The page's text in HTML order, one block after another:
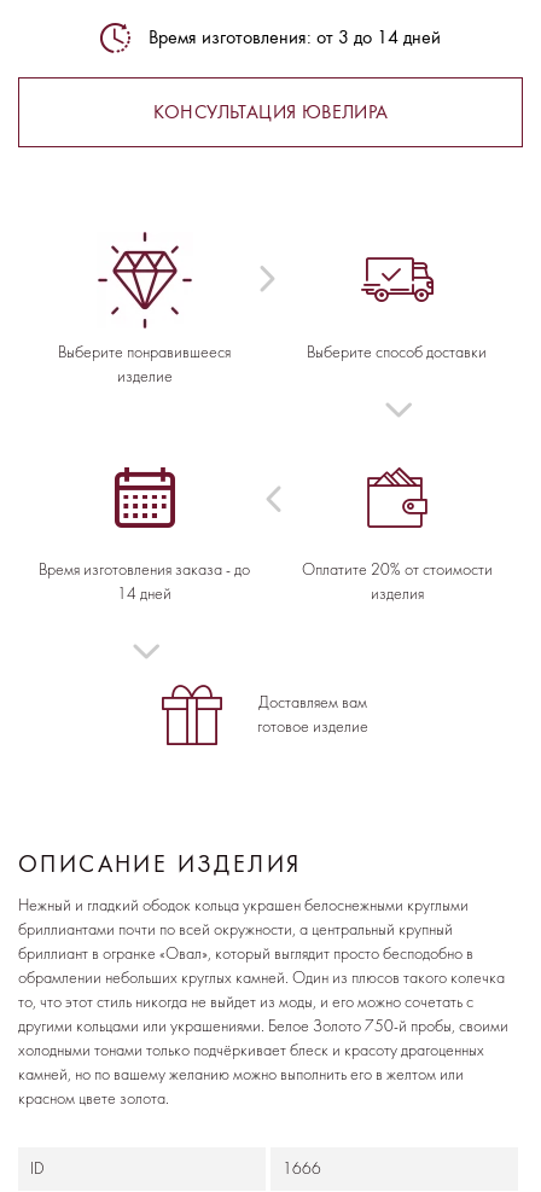
Время изготовления: от 3 до 14 дней
КОНСУЛЬТАЦИЯ ЮВЕЛИРА
Выберите понравившееся
изделие
Выберите способ доставки
Оплатите 20% от стоимости
изделия
Время изготовления заказа - до
14 дней
Доставляем вам
готовое изделие
ОПИСАНИЕ ИЗДЕЛИЯ
Нежный и гладкий ободок кольца украшен белоснежными круглыми
бриллиантами почти по всей окружности, а центральный крупный
бриллиант в огранке «Овал», который выглядит просто бесподобно в
обрамлении небольших круглых камней. Один из плюсов такого колечка
то, что этот стиль никогда не выйдет из моды, и его можно сочетать с
другими кольцами или украшениями. Белое Золото 750-й пробы, своими
холодными тонами только подчёркивает блеск и красоту драгоценных
камней, но по вашему желанию можно выполнить его в желтом или
красном цвете золота.
ID 1666